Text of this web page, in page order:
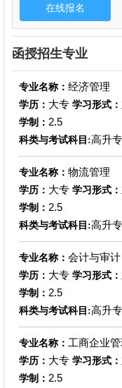
函授招生专业
专业名称： 经济管理
学历： 大专 学习形式：
学制： 2.5
科类与考试科目:高升
专业名称： 物流管理
学历： 大专 学习形式：
学制： 2.5
科类与考试科目:高升
专业名称： 会计与审计
学历： 大专 学习形式：
学制： 2.5
科类与考试科目:高升
专业名称： 工商企业
学历： 大专 学习形式：
学制： 2.5